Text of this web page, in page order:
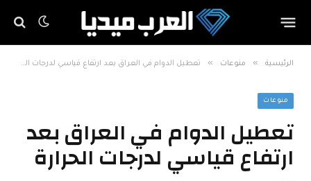
الرئيسية » منوعات » تعطيل الدوام في العراق بعد ارتفاع قياسي لدرجات الحرارة
منوعات
تعطيل الدوام في العراق بعد
ارتفاع قياسي لدرجات الحرارة